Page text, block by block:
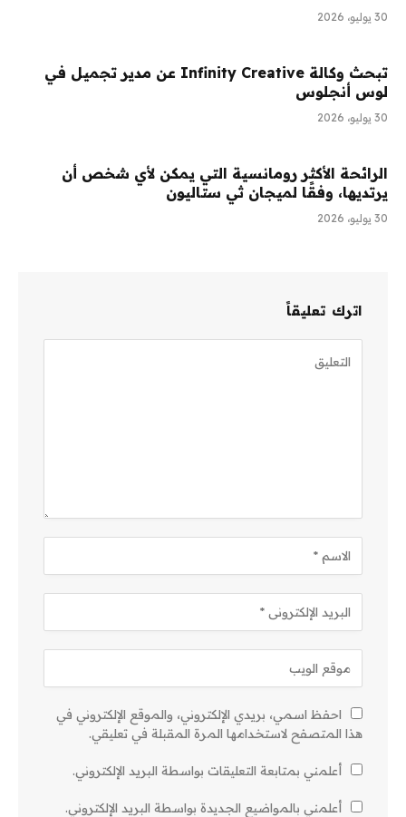
30 يوليو، 2026
تبحث وكالة Infinity Creative عن مدير تجميل في
لوس أنجلوس
30 يوليو، 2026
الرائحة الأكثر رومانسية التي يمكن لأي شخص أن
يرتديها، وفقًا لميجان ثي ستاليون
30 يوليو، 2026
اترك تعليقاً
احفظ اسمي، بريدي الإلكتروني، والموقع الإلكتروني في
هذا المتصفح لاستخدامها المرة المقبلة في تعليقي.
أعلمني بمتابعة التعليقات بواسطة البريد الإلكتروني.
أعلمني بالمواضيع الجديدة بواسطة البريد الإلكتروني.